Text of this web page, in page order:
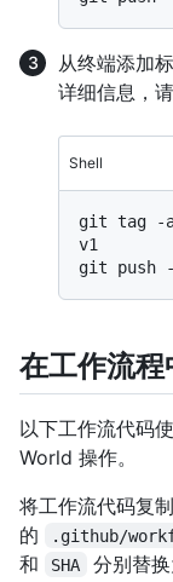
从终端添加
详细信息，
Shell
git tag -
v1
在工作流
以下工作流代码
World 操作。
将工作流代码复
的
.github/
和 SHA
分别替